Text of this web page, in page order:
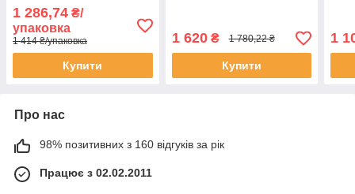
блоку з термоголовкою
упаковка 200 штук
1 286,74 ₴/
упаковка
1 414 ₴/упаковка
Купити
Universalbohner
1 620₴ 1 780,22 ₴
Купити
1
Про нас
98% позитивних з 160 відгуків за рік
Працює з 02.02.2011